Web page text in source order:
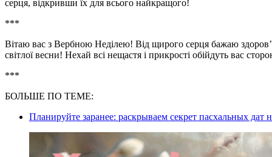
серця, відкривши їх для всього найкращого!
***
Вітаю вас з Вербною Неділею! Від щирого серця бажаю
світлої весни! Нехай всі нещастя і прикрості обійдуть вас
***
БОЛЬШЕ ПО ТЕМЕ:
Планируйте заранее: раскрываем секрет пасхальных дат